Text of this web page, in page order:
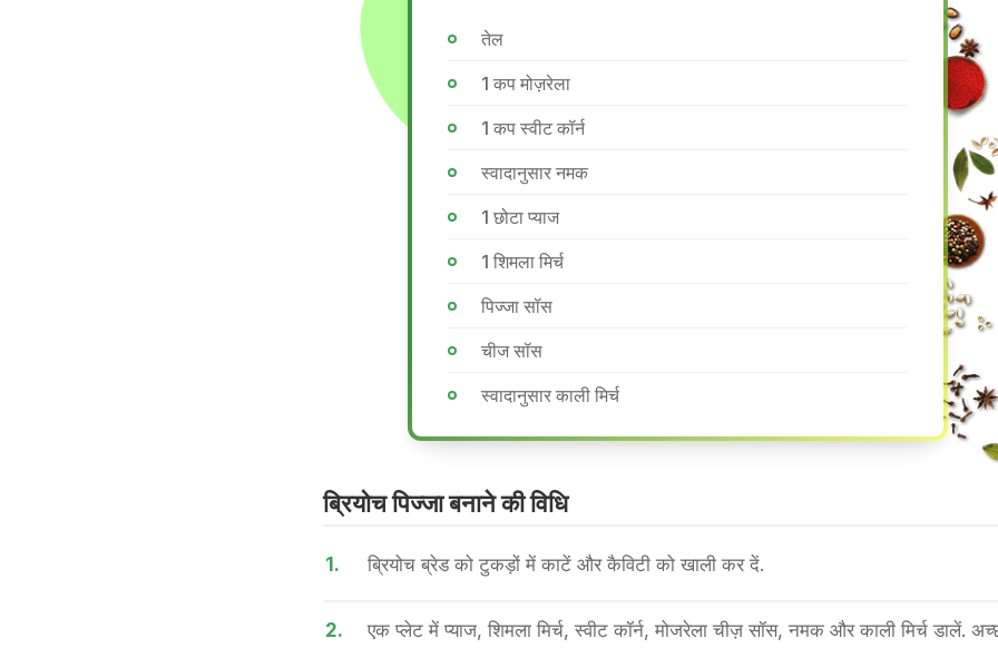
तेल
1 कप मोज़रेला
1 कप स्वीट कॉर्न
स्वादानुसार नमक
1 छोटा प्याज
1 शिमला मिर्च
पिज्जा सॉस
चीज सॉस
स्वादानुसार काली मिर्च
ब्रियोच पिज्जा बनाने की वि​धि
1. ब्रियोच ब्रेड को टुकड़ों में काटें और कैविटी को खाली कर दें.
2.
एक प्लेट में प्याज, शिमला मिर्च, स्वीट कॉर्न, मोजरेला चीज़ सॉस, नमक और काली मिर्च डालें.